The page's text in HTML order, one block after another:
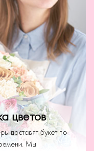
цветов
доставят букет по
Мы